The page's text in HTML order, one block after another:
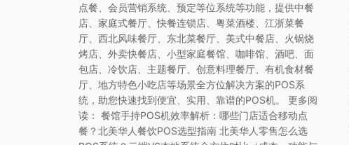
点餐、会员营销系统、预定等位系统等功能，提供中餐
店、家庭式餐厅、快餐连锁店、粤菜酒楼、江浙菜餐
厅、西北风味餐厅、东北菜餐厅、美式中餐店、火锅烧
烤店、外卖快餐店、小型家庭餐馆、咖啡馆、酒吧、面
包店、冷饮店、主题餐厅、创意料理餐厅、有机食材餐
厅、地方特色小吃店等场景全方位解决方案的POS系
统，助您快速找到便宜、实用、靠谱的POS机。 更多阅
读： 餐馆手持POS机效率解析：哪些门店适合移动点
餐？北美华人餐饮POS选型指南 北美华人零售怎么选